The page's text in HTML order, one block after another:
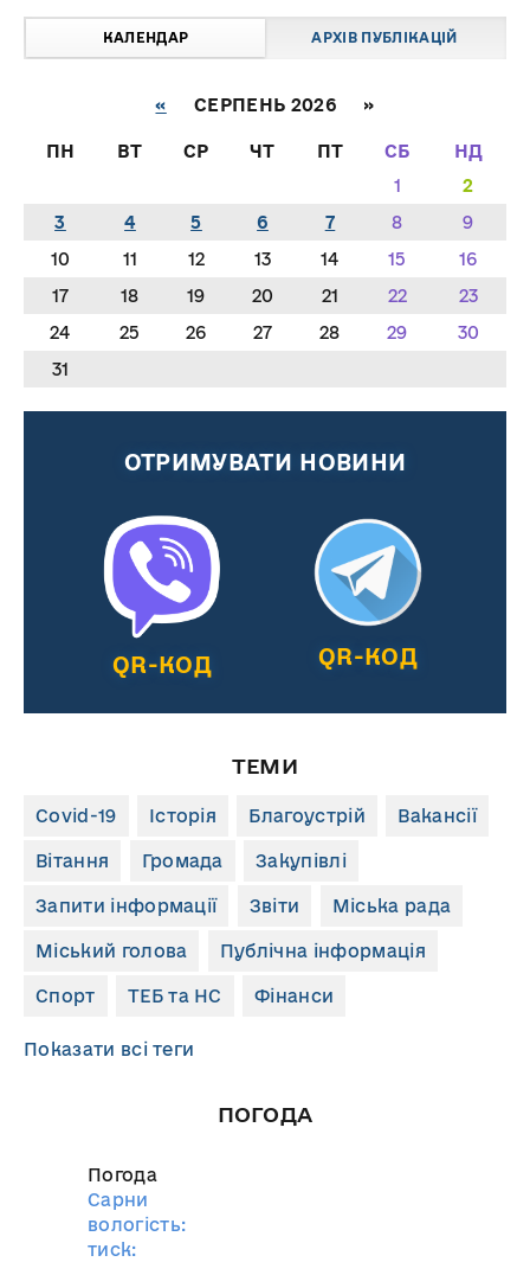
КАЛЕНДАР АРХІВ ПУБЛІКАЦІЙ
« СЕРПЕНЬ 2026 »
ПН ВТ СР ЧТ ПТ СБ
НД
1
2
3
4 5 6 7 8
9
10
11 12 13 14 15
16
17
18 19 20 21 22
23
24
25 26 27 28 29
30
31
ОТРИМУВАТИ НОВИНИ
QR-КОД QR-КОД
ТЕМИ
Covid-19 Історія Благоустрій Вакансії
Вітання Громада Закупівлі
Запити інформації Звіти Міська рада
Міський голова Публічна інформація
Спорт ТЕБ та НС Фінанси
Показати всі теги
ПОГОДА
Погода
Сарни
вологість:
тиск: